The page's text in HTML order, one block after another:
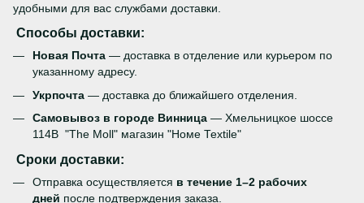
удобными для вас службами доставки.
Способы доставки:
Новая Почта — доставка в отделение или курьером по
указанному адресу.
Укрпочта — доставка до ближайшего отделения.
Самовывоз в городе Винница — Хмельницкое шоссе
114В "The Moll" магазин "Номе Теxtile"
Сроки доставки:
Отправка осуществляется в течение 1–2 рабочих
дней после подтверждения заказа.